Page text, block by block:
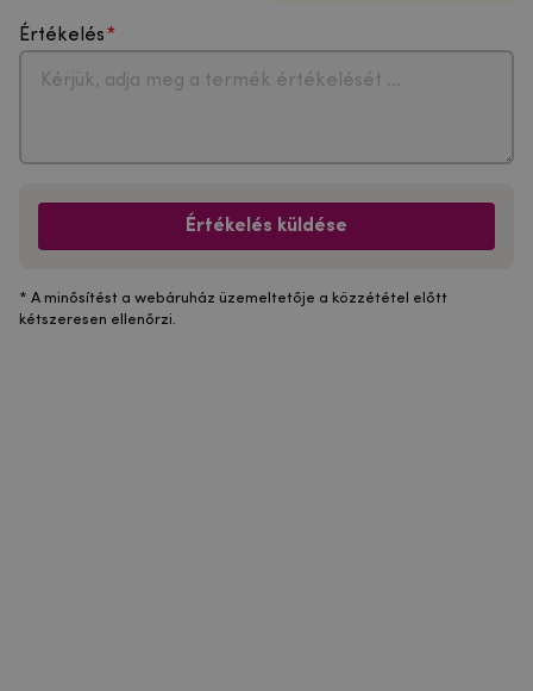
Értékelés
Értékelés küldése
* A minősítést a webáruház üzemeltetője a közzététel előtt
kétszeresen ellenőrzi.